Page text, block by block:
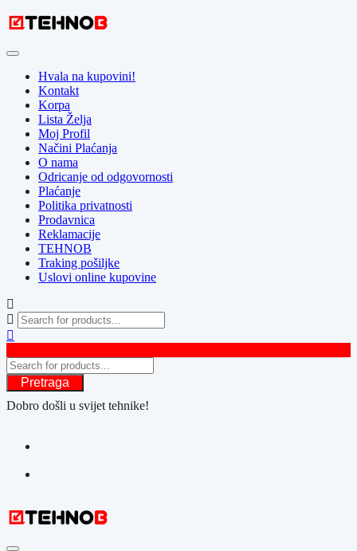
Skip
to
Hvala na kupovini!
Kontakt
Korpa
Lista Želja
Moj Profil
Načini Plaćanja
O nama
Odricanje od odgovornosti
Plaćanje
Politika privatnosti
Prodavnica
Reklamacije
TEHNOB
Traking pošiljke
Uslovi online kupovine
Pretraga
Dobro došli u svijet tehnike!